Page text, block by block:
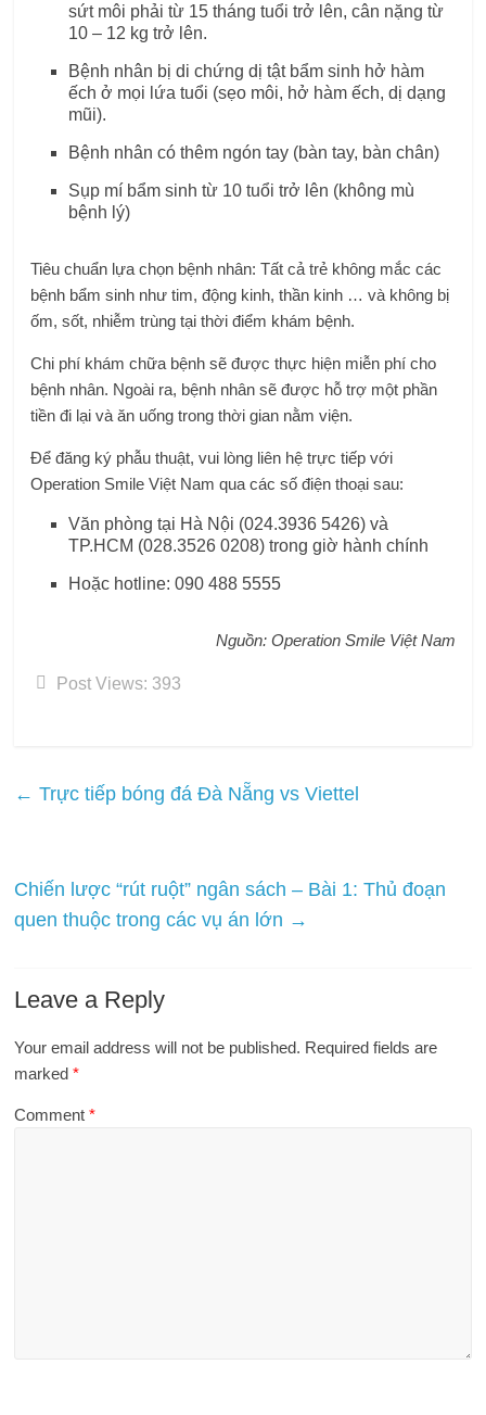
sứt môi phải từ 15 tháng tuổi trở lên, cân nặng từ
10 – 12 kg trở lên.
Bệnh nhân bị di chứng dị tật bẩm sinh hở hàm
ếch ở mọi lứa tuổi (sẹo môi, hở hàm ếch, dị dạng
mũi).
Bệnh nhân có thêm ngón tay (bàn tay, bàn chân)
Sụp mí bẩm sinh từ 10 tuổi trở lên (không mù
bệnh lý)
Tiêu chuẩn lựa chọn bệnh nhân: Tất cả trẻ không mắc các
bệnh bẩm sinh như tim, động kinh, thần kinh … và không bị
ốm, sốt, nhiễm trùng tại thời điểm khám bệnh.
Chi phí khám chữa bệnh sẽ được thực hiện miễn phí cho
bệnh nhân. Ngoài ra, bệnh nhân sẽ được hỗ trợ một phần
tiền đi lại và ăn uống trong thời gian nằm viện.
Để đăng ký phẫu thuật, vui lòng liên hệ trực tiếp với
Operation Smile Việt Nam qua các số điện thoại sau:
Văn phòng tại Hà Nội (024.3936 5426) và
TP.HCM (028.3526 0208) trong giờ hành chính
Hoặc hotline: 090 488 5555
Nguồn: Operation Smile Việt Nam
Post Views: 393
← Trực tiếp bóng đá Đà Nẵng vs Viettel
Chiến lược “rút ruột” ngân sách – Bài 1: Thủ đoạn
quen thuộc trong các vụ án lớn →
Leave a Reply
Your email address will not be published. Required fields are
marked*
Comment*